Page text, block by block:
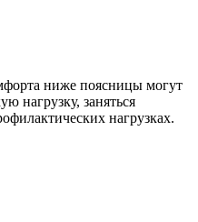
ниже поясницы могут
нагрузку, заняться
нагрузках.